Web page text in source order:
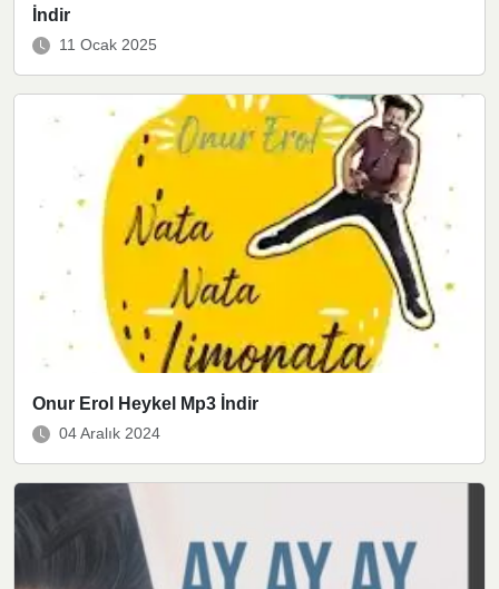
İndir
11 Ocak 2025
Onur Erol Heykel Mp3 İndir
04 Aralık 2024